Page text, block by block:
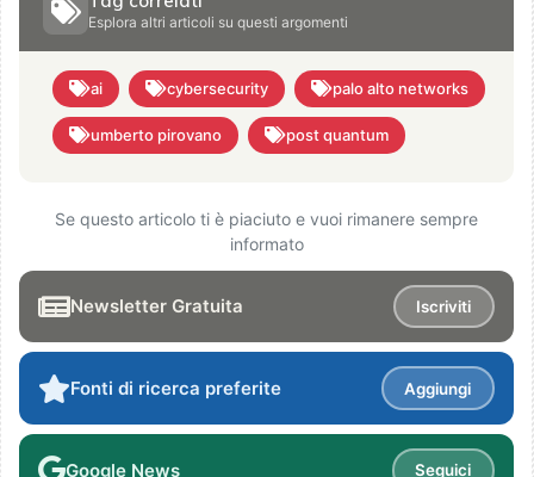
Esplora altri articoli su questi argomenti
ai cybersecurity palo alto networks
umberto pirovano post quantum
Se questo articolo ti è piaciuto e vuoi rimanere sempre
informato
Newsletter Gratuita Iscriviti
Fonti di ricerca preferite Aggiungi
Google News Seguici